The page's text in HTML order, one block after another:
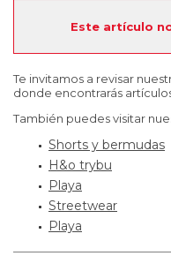
Este artículo
Te invitamos a revisar
donde encontrarás
También puedes visitar
Shorts y bermudas
H&o trybu
Playa
Streetwear
Playa